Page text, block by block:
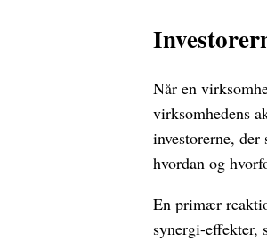
Når en
virksomhedens
investorerne,
hvordan og
En primær
synergi-effekter,